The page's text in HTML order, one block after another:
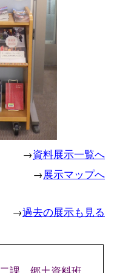
→資料展示一覧へ
→展示マップへ
→過去の展示も見る